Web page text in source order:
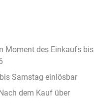
Moment des Einkaufs bis
Samstag einlösbar
dem Kauf über